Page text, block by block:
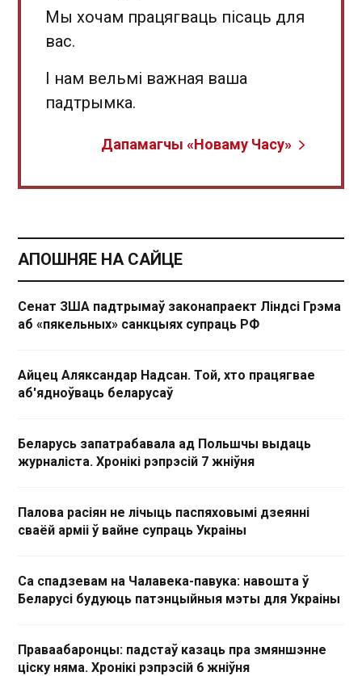
Мы хочам працягваць пісаць для
вас.
І нам вельмі важная ваша
падтрымка.
Дапамагчы «Новаму Часу»
АПОШНЯЕ НА САЙЦЕ
Сенат ЗША падтрымаў законапраект Ліндсі Грэма
аб «пякельных» санкцыях супраць РФ
Айцец Аляксандар Надсан. Той, хто працягвае
аб'ядноўваць беларусаў
Беларусь запатрабавала ад Польшчы выдаць
журналіста. Хронікі рэпрэсій 7 жніўня
Палова расіян не лічыць паспяховымі дзеянні
сваёй арміі ў вайне супраць Украіны
Са спадзевам на Чалавека-павука: навошта ў
Беларусі будуюць патэнцыйныя мэты для Украіны
Праваабаронцы: падстаў казаць пра змяншэнне
ціску няма. Хронікі рэпрэсій 6 жніўня